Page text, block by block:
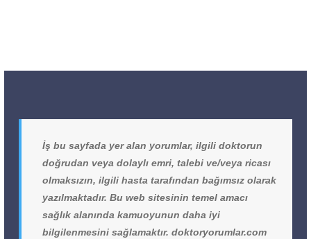
İş bu sayfada yer alan yorumlar, ilgili doktorun
doğrudan veya dolaylı emri, talebi ve/veya ricası
olmaksızın, ilgili hasta tarafından bağımsız olarak
yazılmaktadır. Bu web sitesinin temel amacı
sağlık alanında kamuoyunun daha iyi
bilgilenmesini sağlamaktır. doktoryorumlar.com